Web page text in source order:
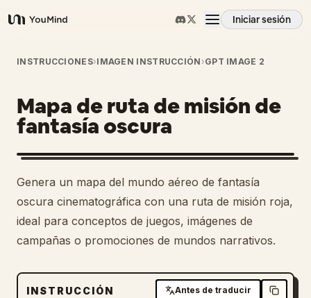
YouMind
Iniciar sesión
Resumen
Casos de uso
Habilidades
Prompts
Precios
Descargar
INSTRUCCIONES›IMAGEN INSTRUCCIÓN ›GPT IMAGE 2
Mapa de ruta de misión de
fantasía oscura
Genera un mapa del mundo aéreo de fantasía
oscura cinematográfica con una ruta de misión roja,
ideal para conceptos de juegos, imágenes de
campañas o promociones de mundos narrativos.
INSTRUCCIÓN Antes de traducir